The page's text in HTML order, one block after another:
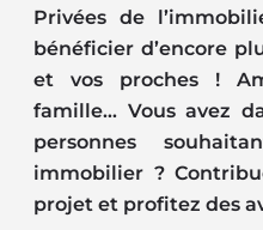
Privées de
bénéficier d’encore
et vos proches !
famille… Vous avez
personnes
immobilier ?
projet et profitez des